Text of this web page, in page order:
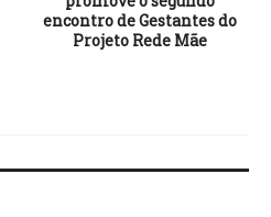
encontro de Gestantes do
Projeto Rede Mãe